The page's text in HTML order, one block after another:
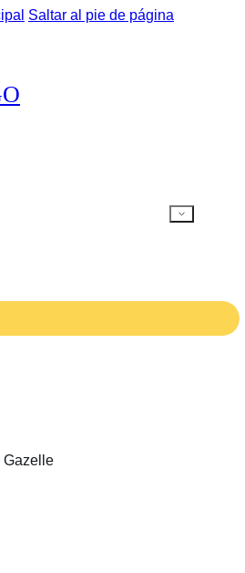
Saltar al pie de página
Gazelle